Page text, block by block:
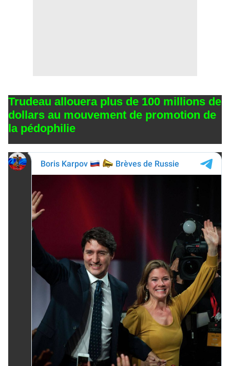
Trudeau allouera plus de 100 millions de
dollars au mouvement de promotion de
la pédophilie